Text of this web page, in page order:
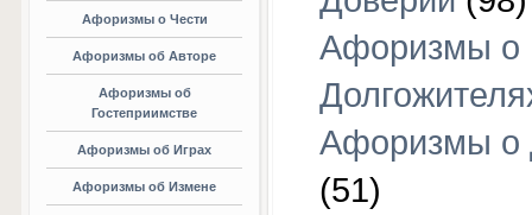
Афоризмы о Чести
Афоризмы об Авторе
Афоризмы об
Гостеприимстве
Афоризмы об Играх
Афоризмы об Измене
Афоризмы о
Афоризмы о
(51)